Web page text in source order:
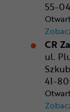
55-
CR
ul.
41-